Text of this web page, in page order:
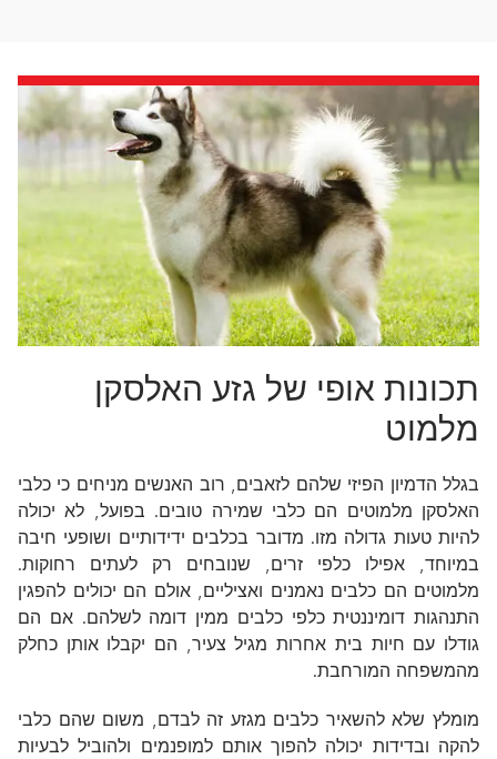
תכונות אופי של גזע האלסקן
מלמוט
בגלל הדמיון הפיזי שלהם לזאבים, רוב האנשים מניחים כי כלבי
האלסקן מלמוטים הם כלבי שמירה טובים. בפועל, לא יכולה
להיות טעות גדולה מזו. מדובר בכלבים ידידותיים ושופעי חיבה
במיוחד, אפילו כלפי זרים, שנובחים רק לעתים רחוקות.
מלמוטים הם כלבים נאמנים ואציליים, אולם הם יכולים להפגין
התנהגות דומיננטית כלפי כלבים ממין דומה לשלהם. אם הם
גודלו עם חיות בית אחרות מגיל צעיר, הם יקבלו אותן כחלק
מהמשפחה המורחבת.
מומלץ שלא להשאיר כלבים מגזע זה לבדם, משום שהם כלבי
להקה ובדידות יכולה להפוך אותם למופנמים ולהוביל לבעיות